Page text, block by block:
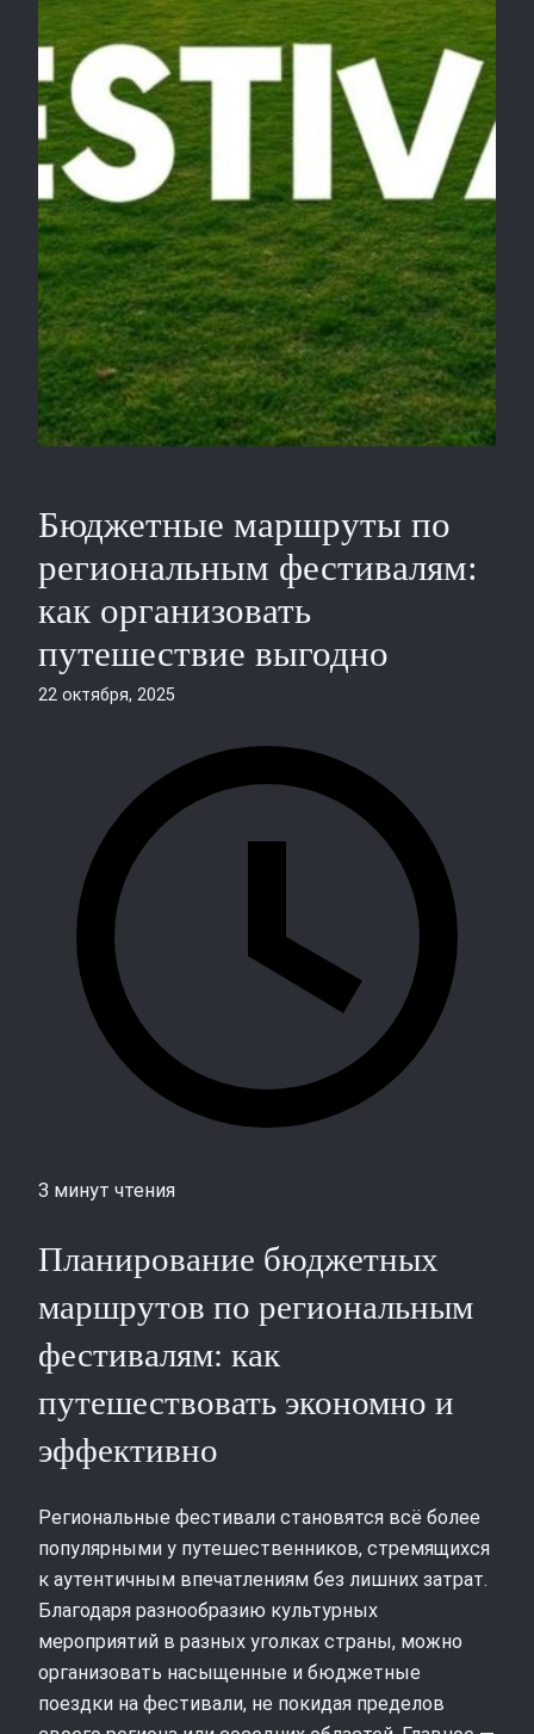
Бюджетные маршруты по
региональным фестивалям:
как организовать
путешествие выгодно
22 октября, 2025
3 минут чтения
Планирование бюджетных
маршрутов по региональным
фестивалям: как
путешествовать экономно и
эффективно
Региональные фестивали становятся всё более
популярными у путешественников, стремящихся
к аутентичным впечатлениям без лишних затрат.
Благодаря разнообразию культурных
мероприятий в разных уголках страны, можно
организовать насыщенные и бюджетные
поездки на фестивали, не покидая пределов